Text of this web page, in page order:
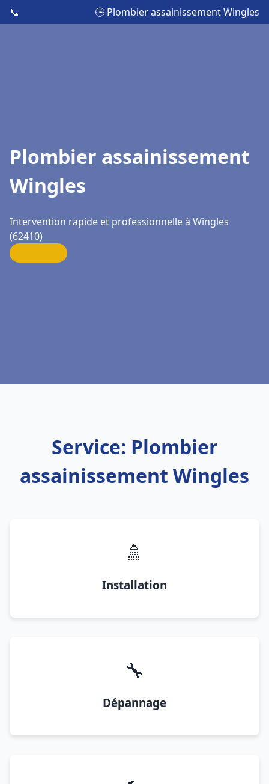
📞 🕒 Plombier assainissement Wingles
Plombier assainissement
Wingles
Intervention rapide et professionnelle à Wingles
(62410)
Service: Plombier
assainissement Wingles
🚿
Installation
🔧
Dépannage